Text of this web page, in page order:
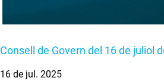
Consell de Govern del 16 de juliol
16 de jul. 2025